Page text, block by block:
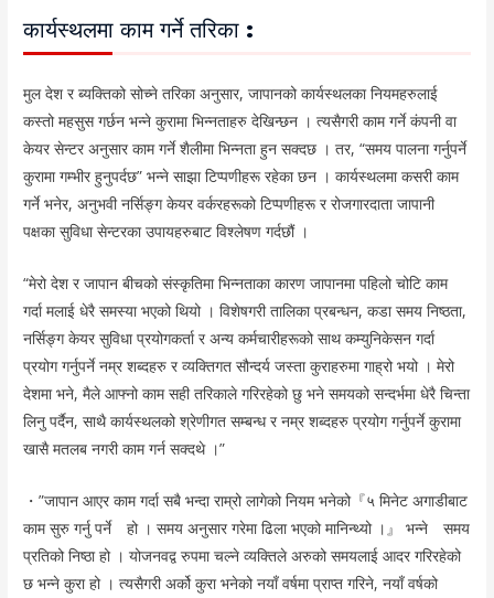
कार्यस्थलमा काम गर्ने तरिका :
मुल देश र ब्यक्तिको सोच्ने तरिका अनुसार, जापानको कार्यस्थलका नियमहरुलाई
कस्तो महसुस गर्छन भन्ने कुरामा भिन्नताहरु देखिन्छन । त्यसैगरी काम गर्ने कंपनी वा
केयर सेन्टर अनुसार काम गर्ने शैलीमा भिन्नता हुन सक्दछ । तर, “समय पालना गर्नुपर्ने
कुरामा गम्भीर हुनुपर्दछ” भन्ने साझा टिप्पणीहरू रहेका छन । कार्यस्थलमा कसरी काम
गर्ने भनेर, अनुभवी नर्सिङ्ग केयर वर्करहरूको टिप्पणीहरू र रोजगारदाता जापानी
पक्षका सुविधा सेन्टरका उपायहरुबाट विश्लेषण गर्दछौं ।
“मेरो देश र जापान बीचको संस्कृतिमा भिन्नताका कारण जापानमा पहिलो चोटि काम
गर्दा मलाई धेरै समस्या भएको थियो । विशेषगरी तालिका प्रबन्धन, कडा समय निष्ठता,
नर्सिङ्ग केयर सुविधा प्रयोगकर्ता र अन्य कर्मचारीहरूको साथ कम्युनिकेसन गर्दा
प्रयोग गर्नुपर्ने नम्र शब्दहरु र व्यक्तिगत सौन्दर्य जस्ता कुराहरुमा गाह्रो भयो । मेरो
देशमा भने, मैले आफ्नो काम सही तरिकाले गरिरहेको छु भने समयको सन्दर्भमा धेरै चिन्ता
लिनु पर्दैन, साथै कार्यस्थलको श्रेणीगत सम्बन्ध र नम्र शब्दहरु प्रयोग गर्नुपर्ने कुरामा
खासै मतलब नगरी काम गर्न सक्दथे ।”
・”जापान आएर काम गर्दा सबै भन्दा राम्रो लागेको नियम भनेको『५ मिनेट अगाडीबाट
काम सुरु गर्नु पर्ने हो । समय अनुसार गरेमा ढिला भएको मानिन्थ्यो ।』 भन्ने समय
प्रतिको निष्ठा हो । योजनवद्व रुपमा चल्ने व्यक्तिले अरुको समयलाई आदर गरिरहेको
छ भन्ने कुरा हो । त्यसैगरी अर्को कुरा भनेको नयाँ वर्षमा प्राप्त गरिने, नयाँ वर्षको